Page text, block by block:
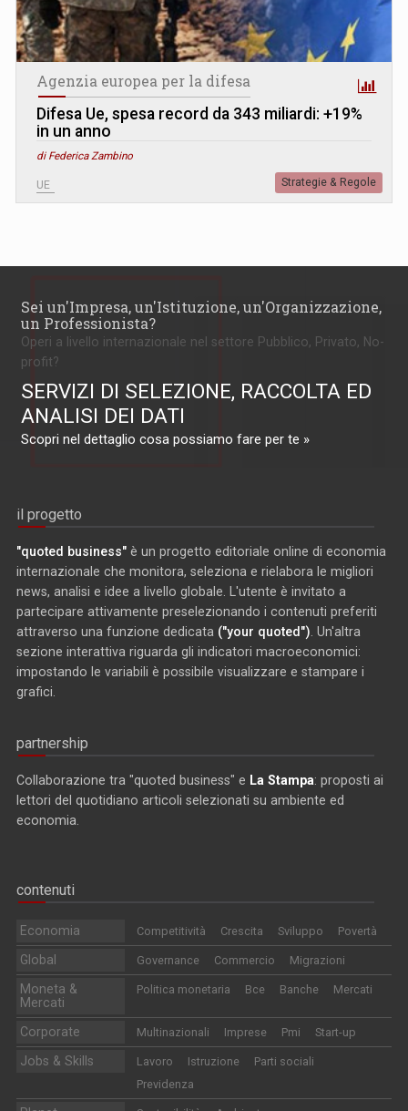
Agenzia europea per la difesa
Difesa Ue, spesa record da 343 miliardi: +19%
in un anno
di Federica Zambino
UE Strategie & Regole
Sei un'Impresa, un'Istituzione, un'Organizzazione,
un Professionista?
Operi a livello internazionale nel settore Pubblico, Privato, No-
profit?
SERVIZI DI SELEZIONE, RACCOLTA ED
ANALISI DEI DATI
Scopri nel dettaglio cosa possiamo fare per te »
il progetto
"quoted business" è un progetto editoriale online di economia
internazionale che monitora, seleziona e rielabora le migliori
news, analisi e idee a livello globale. L'utente è invitato a
partecipare attivamente preselezionando i contenuti preferiti
attraverso una funzione dedicata ("your quoted") . Un'altra
sezione interattiva riguarda gli indicatori macroeconomici:
impostando le variabili è possibile visualizzare e stampare i
grafici.
partnership
Collaborazione tra "quoted business" e La Stampa: proposti ai
lettori del quotidiano articoli selezionati su ambiente ed
economia.
contenuti
Economia Competitività Crescita Sviluppo Povertà
Global Governance Commercio Migrazioni
Moneta &
Mercati
Politica monetaria Bce Banche Mercati
Corporate Multinazionali Imprese Pmi Start-up
Jobs & Skills Lavoro Istruzione
Parti sociali
Previdenza